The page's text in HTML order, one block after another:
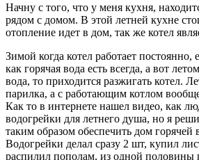
Начну с того, что у меня кухня,
рядом с домом. В этой летней кухне
отопление идет в дом, так же котел
Зимой когда котел работает постоянно,
как горячая вода есть всегда, а вот
вода, то приходится разжигать котел.
парилка, а с работающим котлом
Как то в интернете нашел видео, как
водогрейки для летнего душа, но я
таким образом обеспечить дом горячей
Водогрейки делал сразу 2 шт, купил
распилил пополам, из одной половины